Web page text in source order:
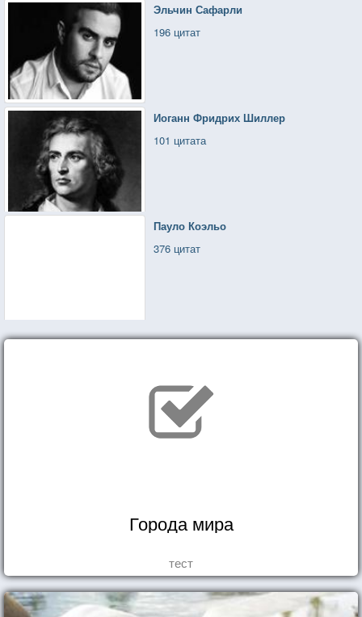
Эльчин Сафарли
196 цитат
Иоганн Фридрих Шиллер
101 цитата
Пауло Коэльо
376 цитат
Города мира
тест